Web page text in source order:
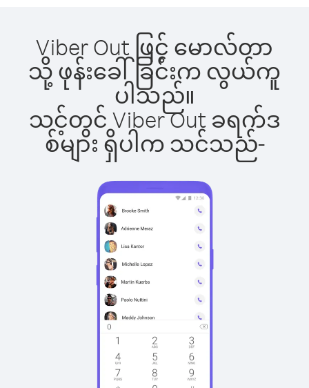
Viber Out ဖြင့် မောလ်တာ
သို့ ဖုန်းခေါ်ခြင်းက လွယ်ကူ
ပါသည်။
သင့်တွင် Viber Out ခရက်ဒ
စ်များ ရှိပါက သင်သည်-